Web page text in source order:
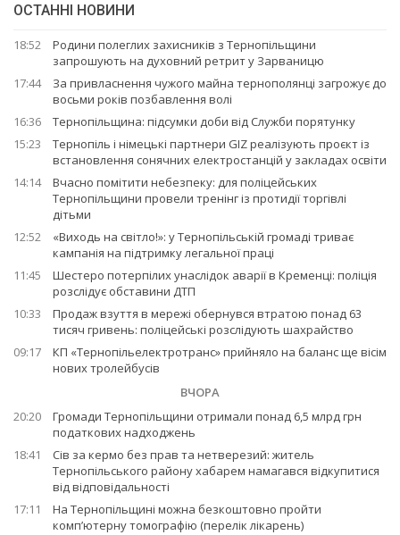
ОСТАННІ НОВИНИ
18:52
Родини полеглих захисників з Тернопільщини
запрошують на духовний ретрит у Зарваницю
17:44
За привласнення чужого майна тернополянці загрожує до
восьми років позбавлення волі
16:36
Тернопільщина: підсумки доби від Служби порятунку
15:23
Тернопіль і німецькі партнери GIZ реалізують проєкт із
встановлення сонячних електростанцій у закладах освіти
14:14
Вчасно помітити небезпеку: для поліцейських
Тернопільщини провели тренінг із протидії торгівлі
дітьми
12:52
«Виходь на світло!»: у Тернопільській громаді триває
кампанія на підтримку легальної праці
11:45
Шестеро потерпілих унаслідок аварії в Кременці: поліція
розслідує обставини ДТП
10:33
Продаж взуття в мережі обернувся втратою понад 63
тисяч гривень: поліцейські розслідують шахрайство
09:17
КП «Тернопільелектротранс» прийняло на баланс ще вісім
нових тролейбусів
ВЧОРА
20:20
Громади Тернопільщини отримали понад 6,5 млрд грн
податкових надходжень
18:41
Сів за кермо без прав та нетверезий: житель
Тернопільського району хабарем намагався відкупитися
від відповідальності
17:11
На Тернопільщині можна безкоштовно пройти
комп’ютерну томографію (перелік лікарень)